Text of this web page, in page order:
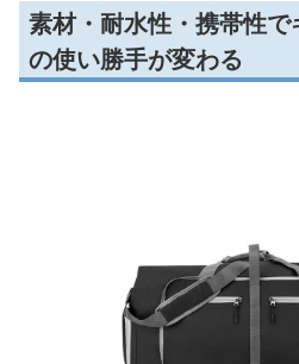
素材・耐水性・携帯性
の使い勝手が変わる